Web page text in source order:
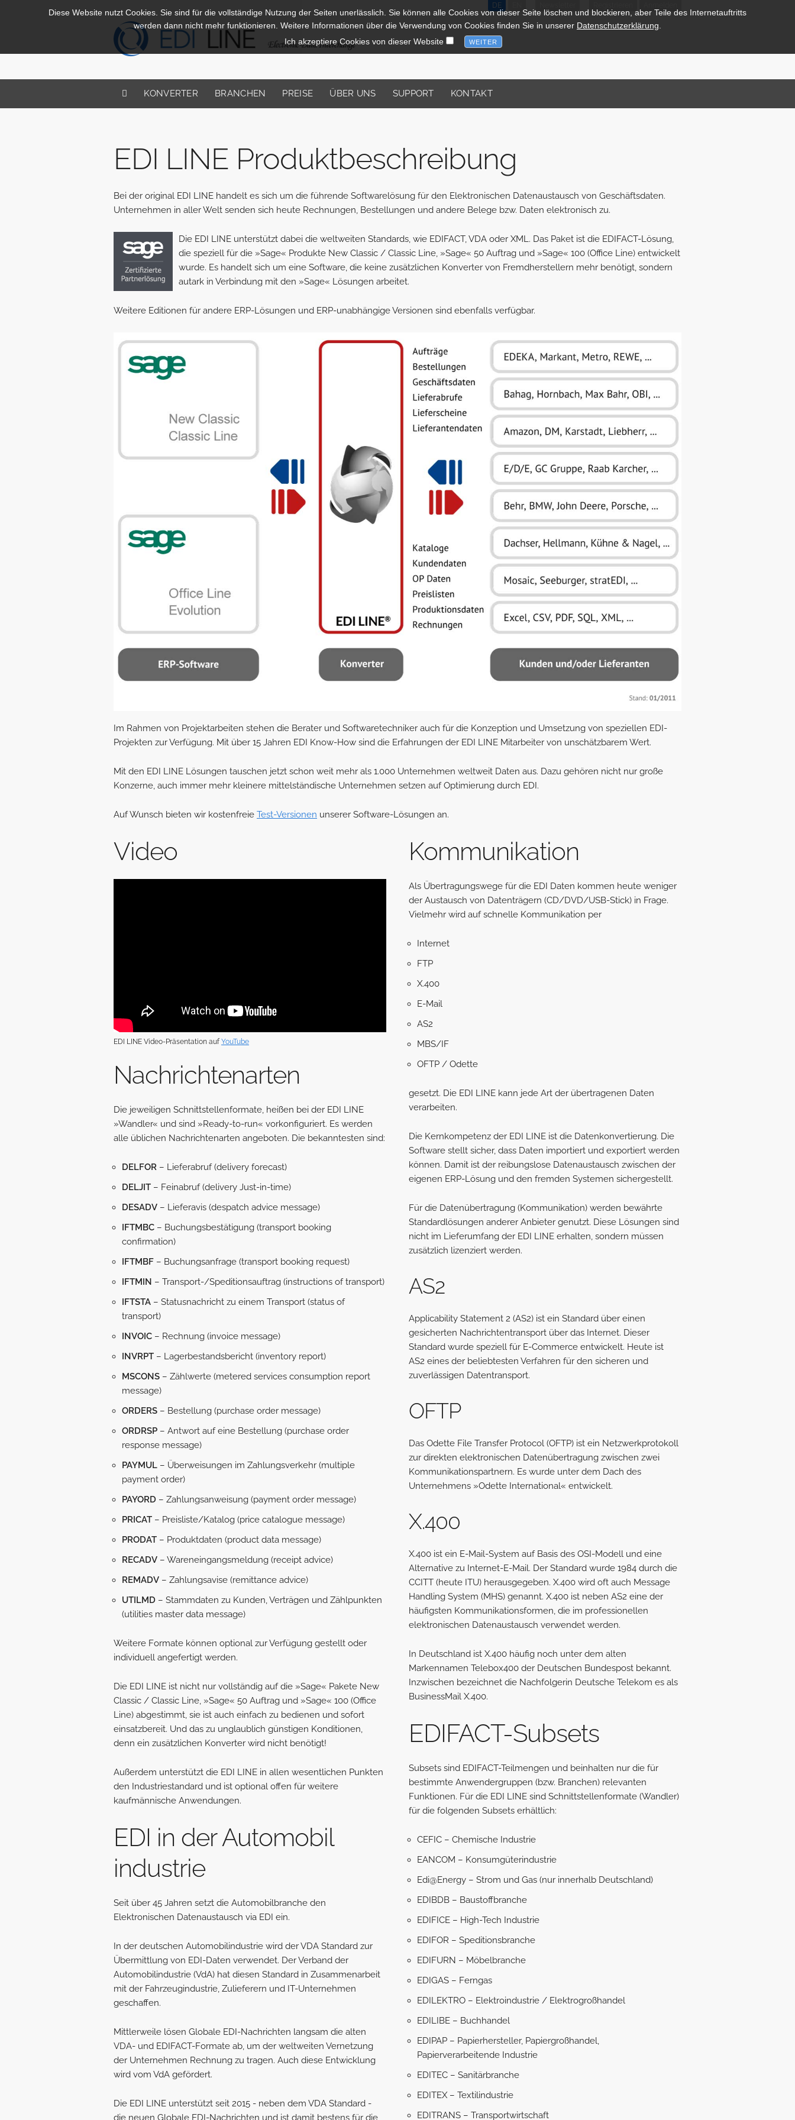
DE
KONVERTER BRANCHEN PREISE ÜBER UNS SUPPORT KONTAKT
EDI LINE Produktbeschreibung
Bei der original EDI LINE handelt es sich um die führende Softwarelösung für den Elektronischen Datenaustausch von Geschäftsdaten.
Unternehmen in aller Welt senden sich heute Rechnungen, Bestellungen und andere Belege bzw. Daten elektronisch zu.
Die EDI LINE unterstützt dabei die weltweiten Standards, wie EDIFACT, VDA oder XML. Das Paket ist die EDIFACT-Lösung,
die speziell für die »Sage« Produkte New Classic / Classic Line, »Sage« 50 Auftrag und »Sage« 100 (Office Line) entwickelt
wurde. Es handelt sich um eine Software, die keine zusätzlichen Konverter von Fremdherstellern mehr benötigt, sondern
autark in Verbindung mit den »Sage« Lösungen arbeitet.
Weitere Editionen für andere ERP-Lösungen und ERP-unabhängige Versionen sind ebenfalls verfügbar.
Im Rahmen von Projektarbeiten stehen die Berater und Softwaretechniker auch für die Konzeption und Umsetzung von speziellen EDI-
Projekten zur Verfügung. Mit über 15 Jahren EDI Know-How sind die Erfahrungen der EDI LINE Mitarbeiter von unschätzbarem Wert.
Mit den EDI LINE Lösungen tauschen jetzt schon weit mehr als 1.000 Unternehmen weltweit Daten aus. Dazu gehören nicht nur große
Konzerne, auch immer mehr kleinere mittelständische Unternehmen setzen auf Optimierung durch EDI.
Auf Wunsch bieten wir kostenfreie Test-Versionen unserer Software-Lösungen an.
Video
EDI LINE Video-Präsentation auf YouTube
Nachrichtenarten
Die jeweiligen Schnittstellenformate, heißen bei der EDI LINE
»Wandler« und sind »Ready-to-run« vorkonfiguriert. Es werden
alle üblichen Nachrichtenarten angeboten. Die bekanntesten sind:
DELFOR – Lieferabruf (delivery forecast)
DELJIT – Feinabruf (delivery Just-in-time)
DESADV – Lieferavis (despatch advice message)
IFTMBC – Buchungsbestätigung (transport booking
confirmation)
IFTMBF – Buchungsanfrage (transport booking request)
IFTMIN – Transport-/Speditionsauftrag (instructions of transport)
IFTSTA – Statusnachricht zu einem Transport (status of
transport)
INVOIC – Rechnung (invoice message)
INVRPT – Lagerbestandsbericht (inventory report)
MSCONS – Zählwerte (metered services consumption report
message)
ORDERS – Bestellung (purchase order message)
ORDRSP – Antwort auf eine Bestellung (purchase order
response message)
PAYMUL – Überweisungen im Zahlungsverkehr (multiple
payment order)
PAYORD – Zahlungsanweisung (payment order message)
PRICAT – Preisliste/Katalog (price catalogue message)
PRODAT – Produktdaten (product data message)
RECADV – Wareneingangsmeldung (receipt advice)
REMADV – Zahlungsavise (remittance advice)
UTILMD – Stammdaten zu Kunden, Verträgen und Zählpunkten
(utilities master data message)
Weitere Formate können optional zur Verfügung gestellt oder
individuell angefertigt werden.
Die EDI LINE ist nicht nur vollständig auf die »Sage« Pakete New
Classic / Classic Line, »Sage« 50 Auftrag und »Sage« 100 (Office
Line) abgestimmt, sie ist auch einfach zu bedienen und sofort
einsatzbereit. Und das zu unglaublich günstigen Konditionen,
denn ein zusätzlichen Konverter wird nicht benötigt!
Außerdem unterstützt die EDI LINE in allen wesentlichen Punkten
den Industriestandard und ist optional offen für weitere
kaufmännische Anwendungen.
EDI in der Automobil
industrie
Seit über 45 Jahren setzt die Automobilbranche den
Elektronischen Datenaustausch via EDI ein.
In der deutschen Automobilindustrie wird der VDA Standard zur
Übermittlung von EDI-Daten verwendet. Der Verband der
Automobilindustrie (VdA) hat diesen Standard in Zusammenarbeit
mit der Fahrzeugindustrie, Zulieferern und IT-Unternehmen
geschaffen.
Mittlerweile lösen Globale EDI-Nachrichten langsam die alten
VDA- und EDIFACT-Formate ab, um der weltweiten Vernetzung
der Unternehmen Rechnung zu tragen. Auch diese Entwicklung
wird vom VdA gefördert.
Die EDI LINE unterstützt seit 2015 - neben dem VDA Standard -
die neuen Globale EDI-Nachrichten und ist damit bestens für die
Kommunikation
Als Übertragungswege für die EDI Daten kommen heute weniger
der Austausch von Datenträgern (CD/DVD/USB-Stick) in Frage.
Vielmehr wird auf schnelle Kommunikation per
Internet
FTP
X.400
E-Mail
AS2
MBS/IF
OFTP / Odette
gesetzt. Die EDI LINE kann jede Art der übertragenen Daten
verarbeiten.
Die Kernkompetenz der EDI LINE ist die Datenkonvertierung. Die
Software stellt sicher, dass Daten importiert und exportiert werden
können. Damit ist der reibungslose Datenaustausch zwischen der
eigenen ERP-Lösung und den fremden Systemen sichergestellt.
Für die Datenübertragung (Kommunikation) werden bewährte
Standardlösungen anderer Anbieter genutzt. Diese Lösungen sind
nicht im Lieferumfang der EDI LINE erhalten, sondern müssen
zusätzlich lizenziert werden.
AS2
Applicability Statement 2 (AS2) ist ein Standard über einen
gesicherten Nachrichtentransport über das Internet. Dieser
Standard wurde speziell für E-Commerce entwickelt. Heute ist
AS2 eines der beliebtesten Verfahren für den sicheren und
zuverlässigen Datentransport.
OFTP
Das Odette File Transfer Protocol (OFTP) ist ein Netzwerkprotokoll
zur direkten elektronischen Datenübertragung zwischen zwei
Kommunikationspartnern. Es wurde unter dem Dach des
Unternehmens »Odette International« entwickelt.
X.400
X.400 ist ein E-Mail-System auf Basis des OSI-Modell und eine
Alternative zu Internet-E-Mail. Der Standard wurde 1984 durch die
CCITT (heute ITU) herausgegeben. X.400 wird oft auch Message
Handling System (MHS) genannt. X.400 ist neben AS2 eine der
häufigsten Kommunikationsformen, die im professionellen
elektronischen Datenaustausch verwendet werden.
In Deutschland ist X.400 häufig noch unter dem alten
Markennamen Telebox400 der Deutschen Bundespost bekannt.
Inzwischen bezeichnet die Nachfolgerin Deutsche Telekom es als
BusinessMail X.400.
EDIFACT-Subsets
Subsets sind EDIFACT-Teilmengen und beinhalten nur die für
bestimmte Anwendergruppen (bzw. Branchen) relevanten
Funktionen. Für die EDI LINE sind Schnittstellenformate (Wandler)
für die folgenden Subsets erhältlich:
CEFIC – Chemische Industrie
EANCOM – Konsumgüterindustrie
Edi@Energy – Strom und Gas (nur innerhalb Deutschland)
EDIBDB – Baustoffbranche
EDIFICE – High-Tech Industrie
EDIFOR – Speditionsbranche
EDIFURN – Möbelbranche
EDIGAS – Ferngas
EDILEKTRO – Elektroindustrie / Elektrogroßhandel
EDILIBE – Buchhandel
EDIPAP – Papierhersteller, Papiergroßhandel,
Papierverarbeitende Industrie
EDITEC – Sanitärbranche
EDITEX – Textilindustrie
EDITRANS – Transportwirtschaft
Diese Website nutzt Cookies. Sie sind für die vollständige Nutzung der Seiten unerlässlich. Sie können alle Cookies von dieser Seite löschen und blockieren, aber Teile des Internetauftritts
werden dann nicht mehr funktionieren. Weitere Informationen über die Verwendung von Cookies finden Sie in unserer Datenschutzerklärung
Ich akzeptiere Cookies von dieser Website